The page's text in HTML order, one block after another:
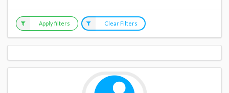
Apply filters Clear Filters